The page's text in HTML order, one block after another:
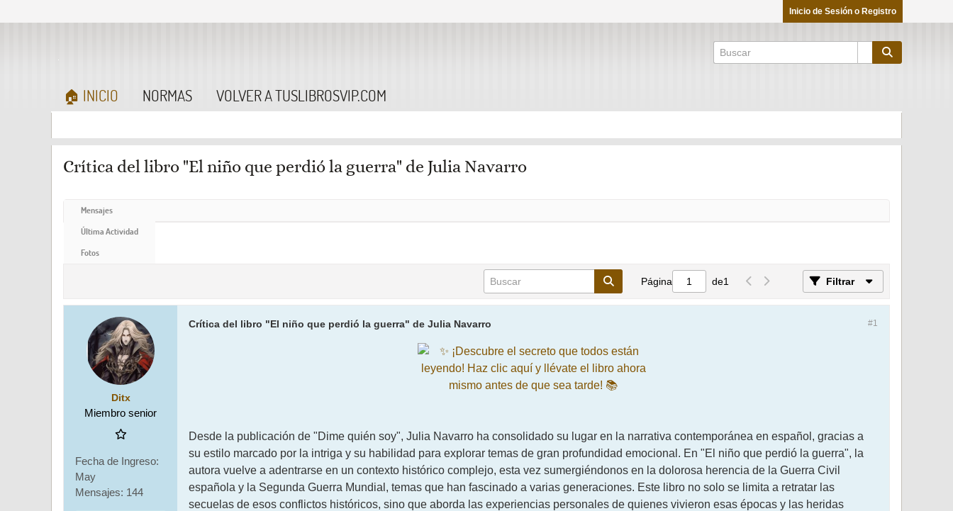
Inicio de Sesión o Registro
🏠 INICIO NORMAS VOLVER A TUSLIBROSVIP.COM
Crítica del libro "El niño que perdió la guerra" de Julia Navarro
Mensajes
Última Actividad
Fotos
Página de1 Filtrar
Ditx
Miembro senior
Fecha de Ingreso:
May
Mensajes: 144
#1
Crítica del libro "El niño que perdió la guerra" de Julia Navarro
Desde la publicación de "Dime quién soy", Julia Navarro ha consolidado su lugar en la narrativa contemporánea en español, gracias a
su estilo marcado por la intriga y su habilidad para explorar temas de gran profundidad emocional. En "El niño que perdió la guerra", la
autora vuelve a adentrarse en un contexto histórico complejo, esta vez sumergiéndonos en la dolorosa herencia de la Guerra Civil
española y la Segunda Guerra Mundial, temas que han fascinado a varias generaciones. Este libro no solo se limita a retratar las
secuelas de esos conflictos históricos, sino que aborda las experiencias personales de quienes vivieron esas épocas y las heridas